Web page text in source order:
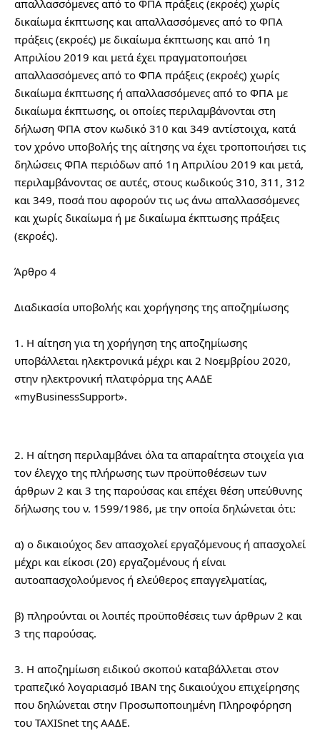
απαλλασσόμενες από το ΦΠΑ πράξεις (εκροές) χωρίς
δικαίωμα έκπτωσης και απαλλασσόμενες από το ΦΠΑ
πράξεις (εκροές) με δικαίωμα έκπτωσης και από 1η
Απριλίου 2019 και μετά έχει πραγματοποιήσει
απαλλασσόμενες από το ΦΠΑ πράξεις (εκροές) χωρίς
δικαίωμα έκπτωσης ή απαλλασσόμενες από το ΦΠΑ με
δικαίωμα έκπτωσης, οι οποίες περιλαμβάνονται στη
δήλωση ΦΠΑ στον κωδικό 310 και 349 αντίστοιχα, κατά
τον χρόνο υποβολής της αίτησης να έχει τροποποιήσει τις
δηλώσεις ΦΠΑ περιόδων από 1η Απριλίου 2019 και μετά,
περιλαμβάνοντας σε αυτές, στους κωδικούς 310, 311, 312
και 349, ποσά που αφορούν τις ως άνω απαλλασσόμενες
και χωρίς δικαίωμα ή με δικαίωμα έκπτωσης πράξεις
(εκροές).
Άρθρο 4
Διαδικασία υποβολής και χορήγησης της αποζημίωσης
1. Η αίτηση για τη χορήγηση της αποζημίωσης
υποβάλλεται ηλεκτρονικά μέχρι και 2 Νοεμβρίου 2020,
στην ηλεκτρονική πλατφόρμα της ΑΑΔΕ
«myBusinessSupport».
2. Η αίτηση περιλαμβάνει όλα τα απαραίτητα στοιχεία για
τον έλεγχο της πλήρωσης των προϋποθέσεων των
άρθρων 2 και 3 της παρούσας και επέχει θέση υπεύθυνης
δήλωσης του ν. 1599/1986, με την οποία δηλώνεται ότι:
α) ο δικαιούχος δεν απασχολεί εργαζόμενους ή απασχολεί
μέχρι και είκοσι (20) εργαζομένους ή είναι
αυτοαπασχολούμενος ή ελεύθερος επαγγελματίας,
β) πληρούνται οι λοιπές προϋποθέσεις των άρθρων 2 και
3 της παρούσας.
3. Η αποζημίωση ειδικού σκοπού καταβάλλεται στον
τραπεζικό λογαριασμό ΙΒΑΝ της δικαιούχου επιχείρησης
που δηλώνεται στην Προσωποποιημένη Πληροφόρηση
του TAXISnet της ΑΑΔΕ.